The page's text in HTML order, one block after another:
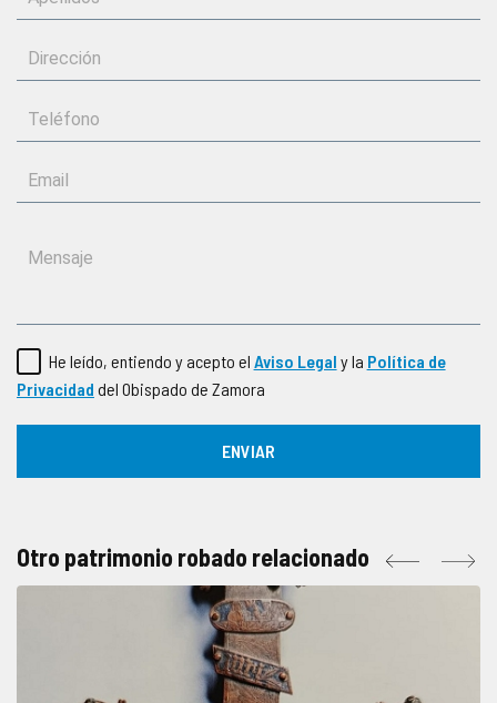
He leído, entiendo y acepto el Aviso Legal y la Política de
Privacidad del Obispado de Zamora
Otro patrimonio robado relacionado